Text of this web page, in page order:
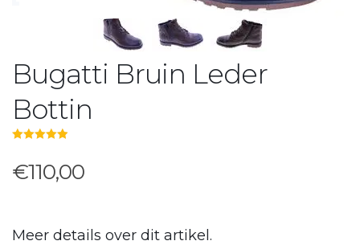
Bugatti Bruin Leder
Bottin
€110,00
Meer details over dit artikel.